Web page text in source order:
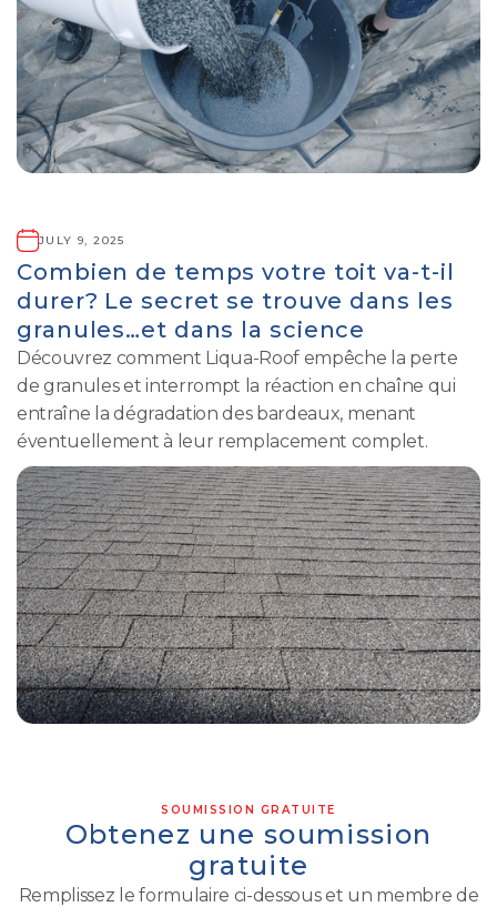
JULY 9, 2025
Combien de temps votre toit va-t-il
durer? Le secret se trouve dans les
granules…et dans la science
Découvrez comment Liqua-Roof empêche la perte
de granules et interrompt la réaction en chaîne qui
entraîne la dégradation des bardeaux, menant
éventuellement à leur remplacement complet.
SOUMISSION GRATUITE
Obtenez une soumission
gratuite
Remplissez le formulaire ci-dessous et un membre de